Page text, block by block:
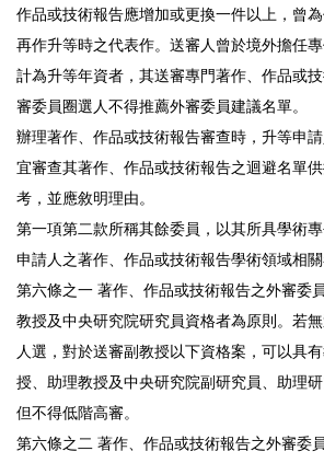
作品或技術報告應增加或更換一件以上，曾
再作升等時之代表作。送審人曾於境外擔任
計為升等年資者，其送審專門著作、作品或
審委員圈選人不得推薦外審委員建議名單。
辦理著作、作品或技術報告審查時，升等申
宜審查其著作、作品或技術報告之迴避名單
考，並應敘明理由。
第一項第二款所稱其餘委員，以其所具學術
申請人之著作、作品或技術報告學術領域相關
第六條之一 著作、作品或技術報告之外審委
教授及中央研究院研究員資格者為原則。若
人選，對於送審副教授以下資格案，可以具
授、助理教授及中央研究院副研究員、助理
但不得低階高審。
第六條之二 著作、作品或技術報告之外審委